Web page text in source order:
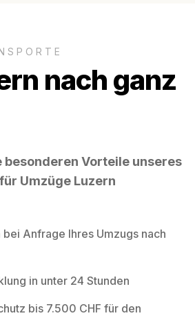
nach ganz
besonderen Vorteile unseres
Umzüge Luzern
bei Anfrage Ihres Umzugs nach
in unter 24 Stunden
bis 7.500 CHF für den